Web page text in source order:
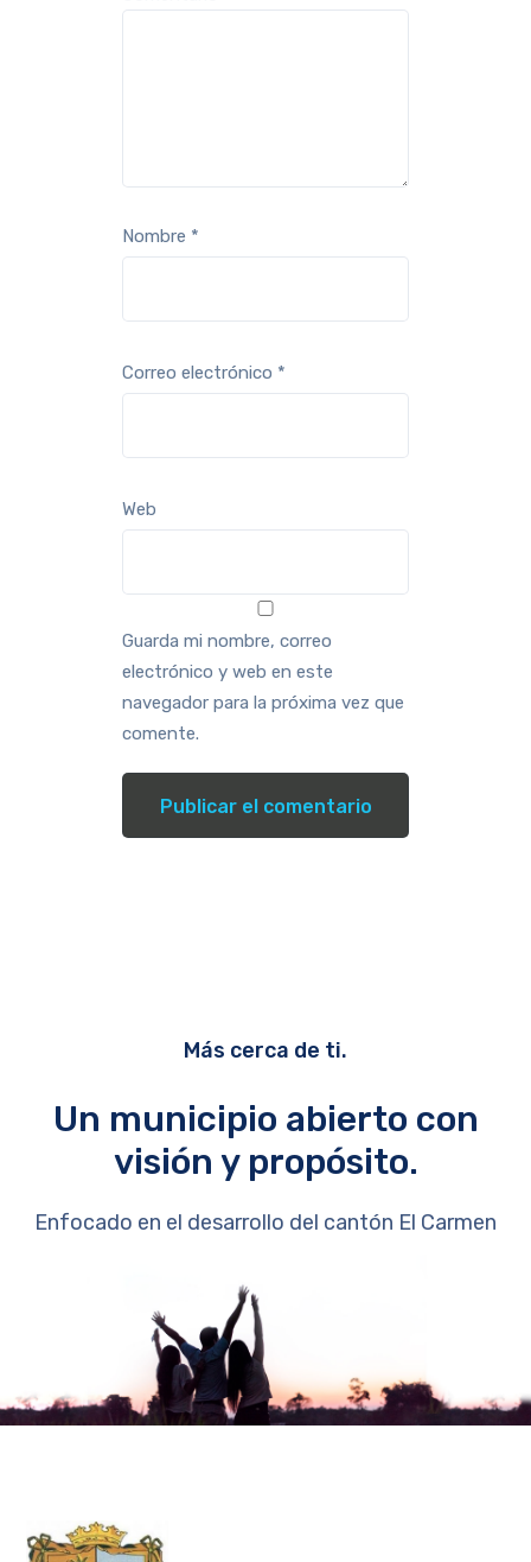
Nombre *
Correo electrónico *
Web
Guarda mi nombre, correo
electrónico y web en este
navegador para la próxima vez que
comente.
Más cerca de ti.
Un municipio abierto con
visión y propósito.
Enfocado en el desarrollo del cantón El Carmen